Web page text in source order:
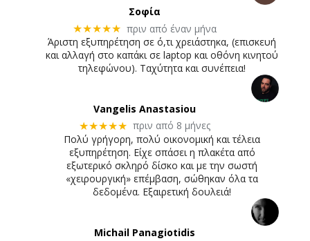
Σοφία
★★★★★ πριν από έναν μήνα
Άριστη εξυπηρέτηση σε ό,τι χρειάστηκα, (επισκευή
και αλλαγή στο καπάκι σε laptop και οθόνη κινητού
τηλεφώνου). Ταχύτητα και συνέπεια!
Vangelis Anastasiou
★★★★★ πριν από 8 μήνες
Πολύ γρήγορη, πολύ οικονομική και τέλεια
εξυπηρέτηση. Είχε σπάσει η πλακέτα από
εξωτερικό σκληρό δίσκο και με την σωστή
«χειρουργική» επέμβαση, σώθηκαν όλα τα
δεδομένα. Εξαιρετική δουλειά!
Michail Panagiotidis